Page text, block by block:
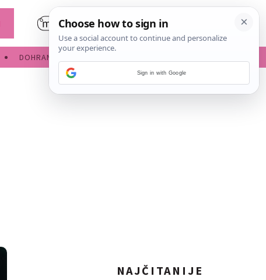
DOHRANA
NAJČITANIJE
Sign in with Google